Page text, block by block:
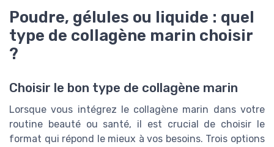
Poudre, gélules ou liquide : quel
type de collagène marin choisir
?
Choisir le bon type de collagène marin
Lorsque vous intégrez le collagène marin dans votre
routine beauté ou santé, il est crucial de choisir le
format qui répond le mieux à vos besoins. Trois options